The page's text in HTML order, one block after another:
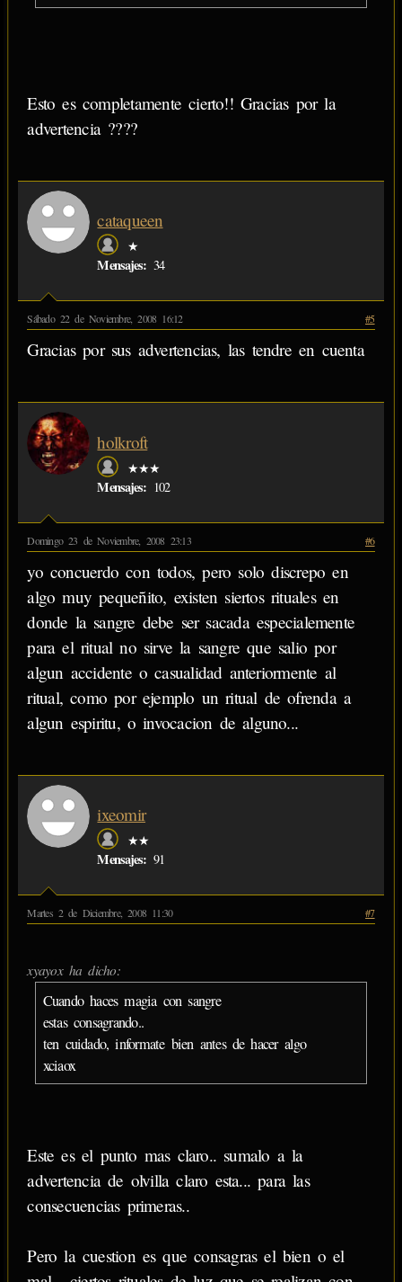
Esto es completamente cierto!! Gracias por la
advertencia ????
cataqueen
★
Mensajes: 34
Sábado 22 de Noviembre, 2008 16:12 #5
Gracias por sus advertencias, las tendre en cuenta
holkroft
★★★
Mensajes: 102
Domingo 23 de Noviembre, 2008 23:13 #6
yo concuerdo con todos, pero solo discrepo en
algo muy pequeñito, existen siertos rituales en
donde la sangre debe ser sacada especialemente
para el ritual no sirve la sangre que salio por
algun accidente o casualidad anteriormente al
ritual, como por ejemplo un ritual de ofrenda a
algun espiritu, o invocacion de alguno...
ixeomir
★★
Mensajes: 91
Martes 2 de Diciembre, 2008 11:30 #7
xyayox ha dicho:
Cuando haces magia con sangre
estas consagrando..
ten cuidado, informate bien antes de hacer algo
xciaox
Este es el punto mas claro.. sumalo a la
advertencia de olvilla claro esta... para las
consecuencias primeras..
Pero la cuestion es que consagras el bien o el